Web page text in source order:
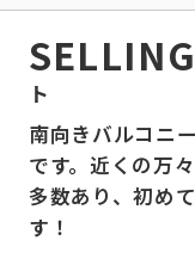
ト
南向きバルコニ
です。近くの万
多数あり、初め
す！